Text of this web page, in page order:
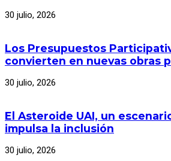
30 julio, 2026
Los Presupuestos
convierten en nuevas obras
30 julio, 2026
El Asteroide UAI, un
impulsa la inclusión
30 julio, 2026